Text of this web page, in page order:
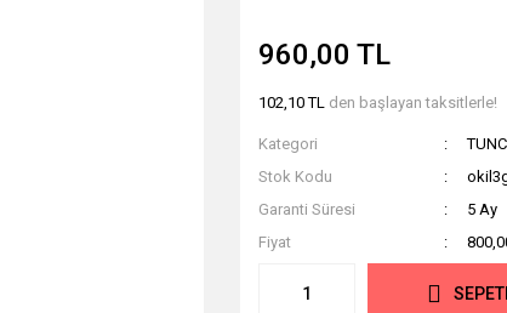
960,00 TL
102,10 TL den başlayan taksitlerle!
Kategori
Stok Kodu
Garanti Süresi
5 Ay
Fiyat